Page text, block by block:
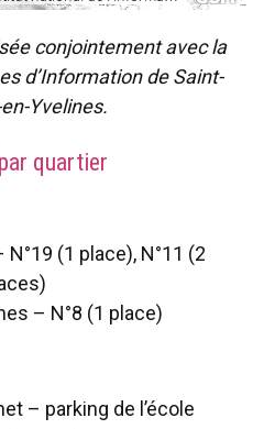
conjointement avec la
d’Information de Saint-
Yvelines.
quartier
(1 place), N°11 (2
– N°8 (1 place)
– parking de l’école